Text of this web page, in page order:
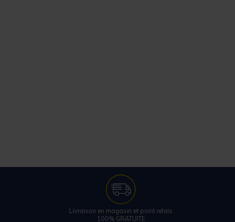
Livraison en magasin et point relais
100% GRATUITE